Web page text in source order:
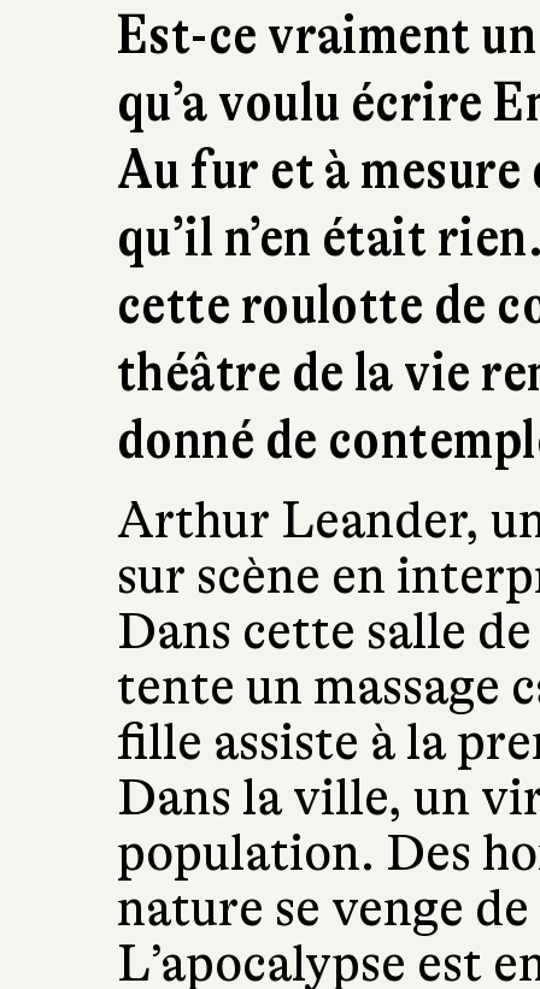
Est-ce vraiment
qu’a voulu écrire
Au fur et à
qu’il n’en était
cette roulotte de
théâtre de la vie
donné de
Arthur Leander,
sur scène en
Dans cette salle
tente un massage
fille assiste à la
Dans la ville, un
population. Des
nature se venge
L’apocalypse est